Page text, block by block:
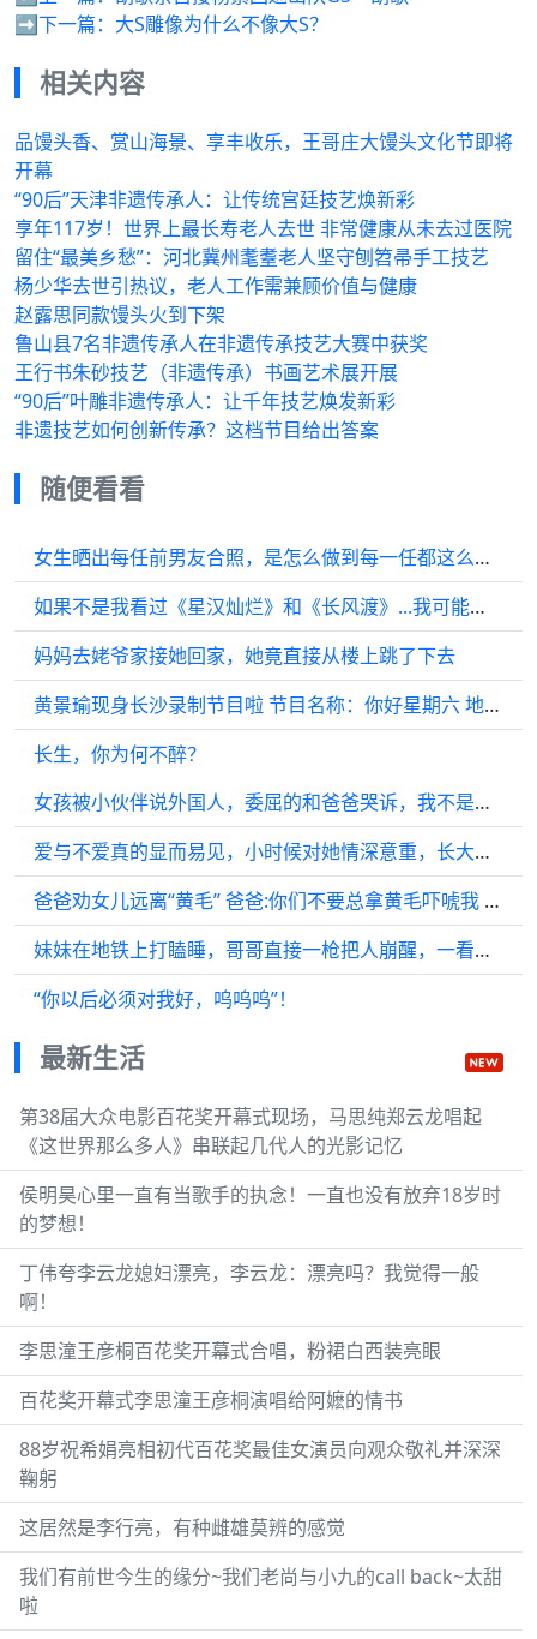
➡️下一篇： 大S雕像为什么不像大S？
相关内容
品馒头香、赏山海景、享丰收乐，王哥庄大馒头文化节即将
开幕
“90后”天津非遗传承人：让传统宫廷技艺焕新彩
享年117岁！世界上最长寿老人去世 非常健康从未去过医院
留住“最美乡愁”：河北冀州耄耋老人坚守刨笤帚手工技艺
杨少华去世引热议，老人工作需兼顾价值与健康
赵露思同款馒头火到下架
鲁山县7名非遗传承人在非遗传承技艺大赛中获奖
王行书朱砂技艺（非遗传承）书画艺术展开展
“90后”叶雕非遗传承人：让千年技艺焕发新彩
非遗技艺如何创新传承？这档节目给出答案
随便看看
女生晒出每任前男友合照，是怎么做到每一任都这么帅的 .
如果不是我看过《星汉灿烂》和《长风渡》...我可能就信了...
妈妈去姥爷家接她回家，她竟直接从楼上跳了下去
黄景瑜现身长沙录制节目啦 节目名称：你好星期六 地点：长沙
长生，你为何不醉？
女孩被小伙伴说外国人，委屈的和爸爸哭诉，我不是外国人，我爸爸是中国人…
爱与不爱真的显而易见，小时候对她情深意重，长大后落魄时连门都不肯开
爸爸劝女儿远离“黄毛” 爸爸:你们不要总拿黄毛吓唬我 最终还是我最了解她
妹妹在地铁上打瞌睡，哥哥直接一枪把人崩醒，一看就是亲兄妹！. ！
“你以后必须对我好，呜呜呜”！
最新生活
第38届大众电影百花奖开幕式现场，马思纯郑云龙唱起
《这世界那么多人》串联起几代人的光影记忆
侯明昊心里一直有当歌手的执念！一直也没有放弃18岁时
的梦想！
丁伟夸李云龙媳妇漂亮，李云龙：漂亮吗？我觉得一般
啊！
李思潼王彦桐百花奖开幕式合唱，粉裙白西装亮眼
百花奖开幕式李思潼王彦桐演唱给阿嬷的情书
88岁祝希娟亮相初代百花奖最佳女演员向观众敬礼并深深
鞠躬
这居然是李行亮，有种雌雄莫辨的感觉
我们有前世今生的缘分~我们老尚与小九的call back~太甜
啦